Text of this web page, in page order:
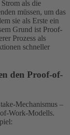
als die
müssen, um das
sie als Erste ein
Grund ist Proof-
Prozess als
schneller
den Proof-of-
Mechanismus –
Work-Modells.